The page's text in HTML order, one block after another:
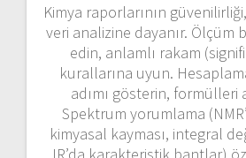
Kimya raporlarının
veri analizine dayanır. Ölçüm
edin, anlamlı rakam
kurallarına uyun.
adımı gösterin, formülleri
Spektrum yorumlama
kimyasal kayması, integral
IR’da karakteristik bantlar)